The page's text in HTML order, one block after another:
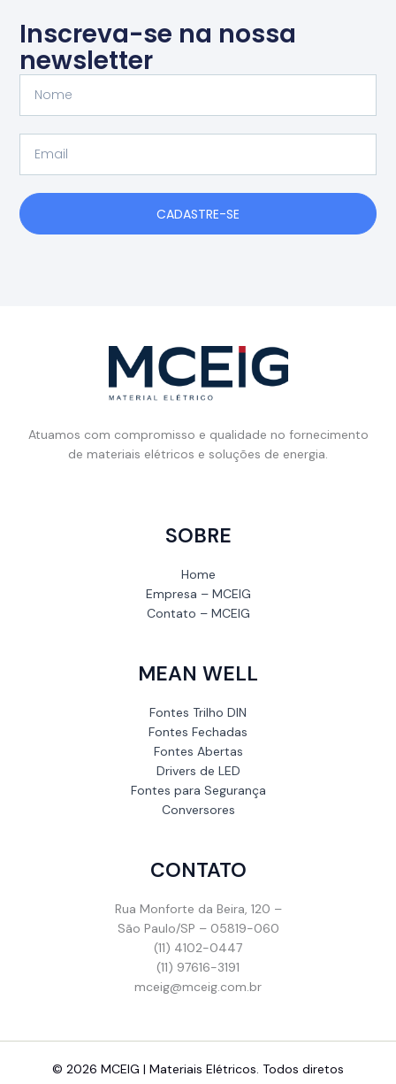
Inscreva-se na nossa
newsletter
CADASTRE-SE
Atuamos com compromisso e qualidade no fornecimento
de materiais elétricos e soluções de energia.
SOBRE
Home
Empresa – MCEIG
Contato – MCEIG
MEAN WELL
Fontes Trilho DIN
Fontes Fechadas
Fontes Abertas
Drivers de LED
Fontes para Segurança
Conversores
CONTATO
Rua Monforte da Beira, 120 –
São Paulo/SP – 05819-060
(11) 4102-0447
(11) 97616-3191
mceig@mceig.com.br
© 2026 MCEIG | Materiais Elétricos. Todos diretos